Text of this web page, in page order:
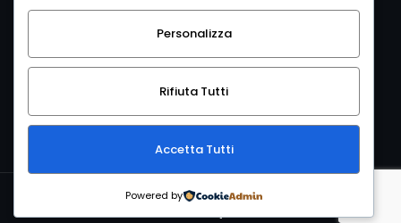
Con l'invio del messaggio l'utente dichiara di aver letto
l’informativa sulla privacy e di acconsentire al trattamento
dei propri dati personali.
Copyright © 1999-2026Mediares S.c.PI 07341730013 - [
Personalizza
Rifiuta Tutti
Accetta Tutti
Powered by